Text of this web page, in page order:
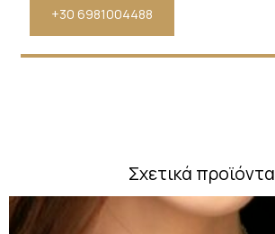
+30 6981004488
Σχετικά προϊόντα